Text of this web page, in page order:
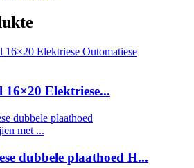
16×20 Elektriese...
dubbele plaathoed H...